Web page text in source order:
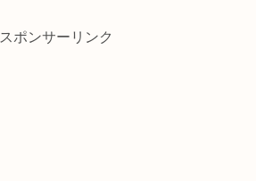
スポンサーリンク